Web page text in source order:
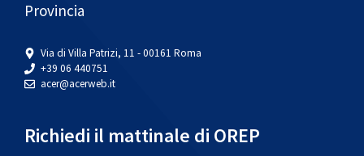
Provincia
Via di Villa Patrizi, 11 - 00161 Roma
+39 06 440751
acer@acerweb.it
Richiedi il mattinale di OREP